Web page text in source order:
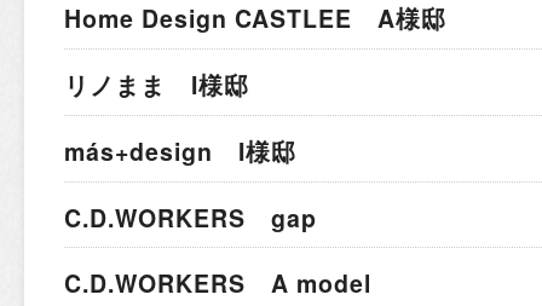
Home Design CASTLEE A様邸
リノまま I様邸
más+design I様邸
C.D.WORKERS gap
C.D.WORKERS A model